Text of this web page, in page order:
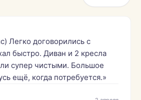
Легко договорились с
быстро. Диван и 2 кресла
супер чистыми. Большое
ещё, когда потребуется.»